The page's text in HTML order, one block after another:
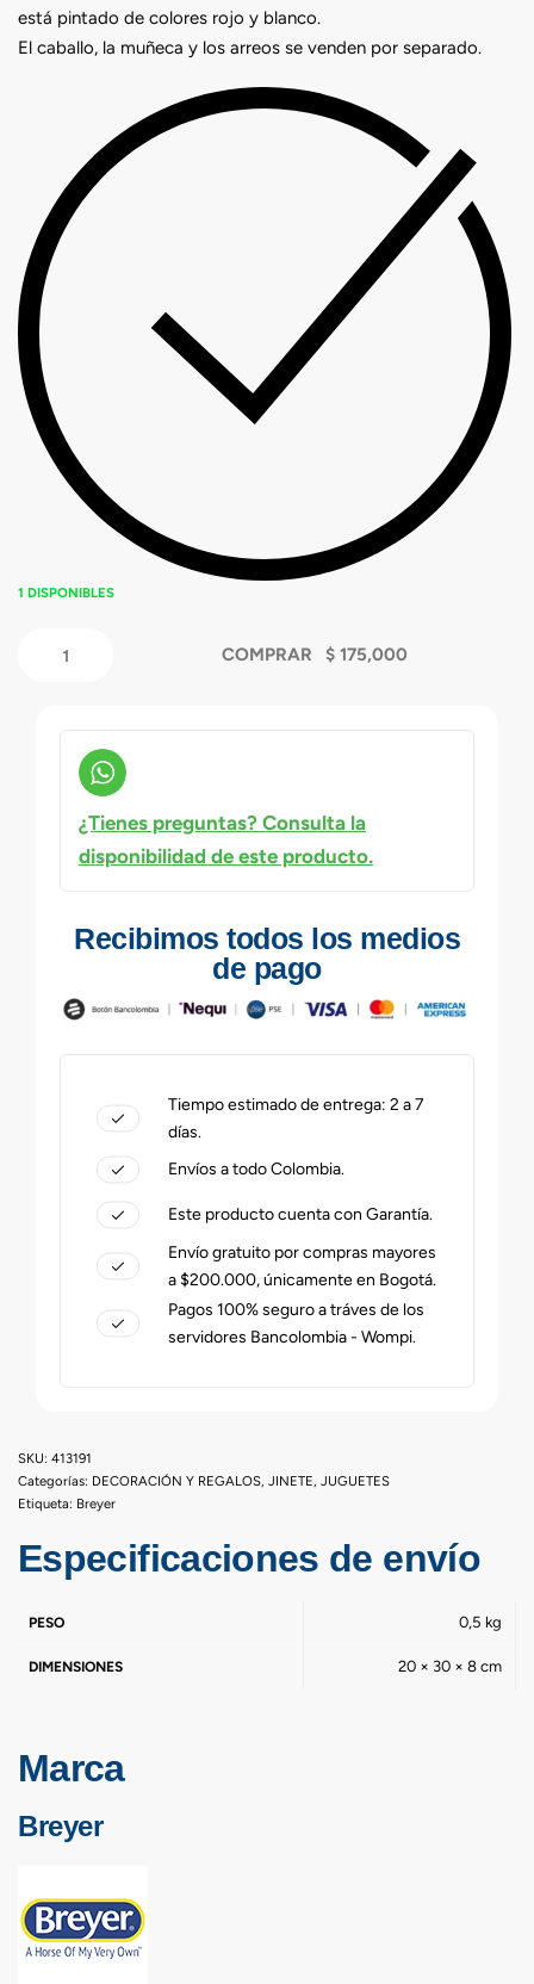
está pintado de colores rojo y blanco.
El caballo, la muñeca y los arreos se venden por separado.
1 DISPONIBLES
COMPRAR
¿Tienes preguntas? Consulta la
disponibilidad de este producto.
Recibimos todos los medios
de pago
Tiempo estimado de entrega: 2 a 7
días.
Envíos a todo Colombia.
Este producto cuenta con Garantía.
Envío gratuito por compras mayores
a $200.000, únicamente en Bogotá.
Pagos 100% seguro a tráves de los
servidores Bancolombia - Wompi.
413191
Categorías: DECORACIÓN Y REGALOS, JINETE, JUGUETES
Etiqueta: Breyer
Especificaciones de envío
PESO 0,5 kg
DIMENSIONES 20 × 30 × 8 cm
Marca
Breyer